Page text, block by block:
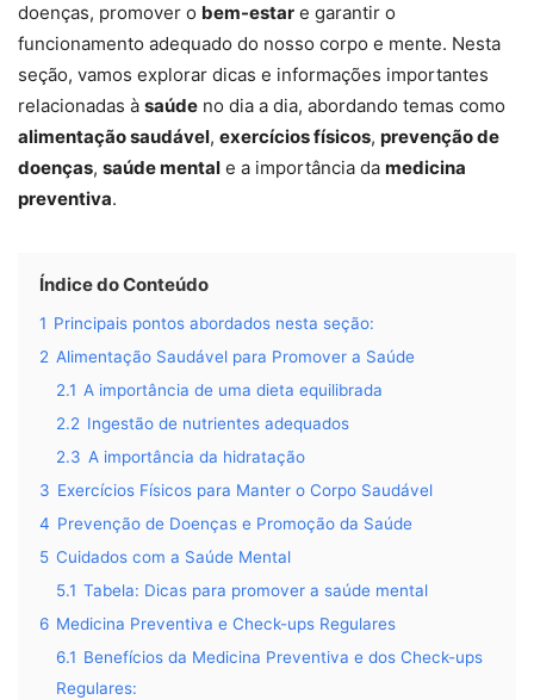
doenças, promover o bem-estar e garantir o
funcionamento adequado do nosso corpo e mente. Nesta
seção, vamos explorar dicas e informações importantes
relacionadas à saúde no dia a dia, abordando temas como
alimentação saudável, exercícios físicos, prevenção de
doenças, saúde mental e a importância da medicina
preventiva.
Índice do Conteúdo
1 Principais pontos abordados nesta seção:
2 Alimentação Saudável para Promover a Saúde
2.1 A importância de uma dieta equilibrada
2.2 Ingestão de nutrientes adequados
2.3 A importância da hidratação
3 Exercícios Físicos para Manter o Corpo Saudável
4 Prevenção de Doenças e Promoção da Saúde
5 Cuidados com a Saúde Mental
5.1 Tabela: Dicas para promover a saúde mental
6 Medicina Preventiva e Check-ups Regulares
6.1 Benefícios da Medicina Preventiva e dos Check-ups
Regulares: